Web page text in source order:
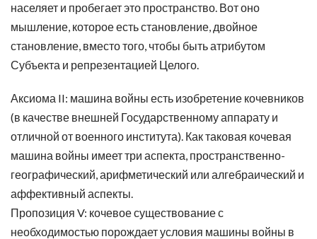
населяет и пробегает это пространство. Вот оно
мышление, которое есть становление, двойное
становление, вместо того, чтобы быть атрибутом
Субъекта и репрезентацией Целого.
Аксиома II: машина войны есть изобретение кочевников
(в качестве внешней Государственному аппарату и
отличной от военного института). Как таковая кочевая
машина войны имеет три аспекта, пространственно-
географический, арифметический или алгебраический и
аффективный аспекты.
Пропозиция V: кочевое существование с
необходимостью порождает условия машины войны в